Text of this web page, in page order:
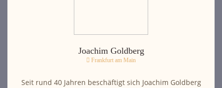
Joachim Goldberg
Frankfurt am Main
Seit rund 40 Jahren beschäftigt sich Joachim Goldberg